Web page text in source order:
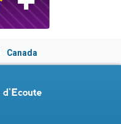
Canada